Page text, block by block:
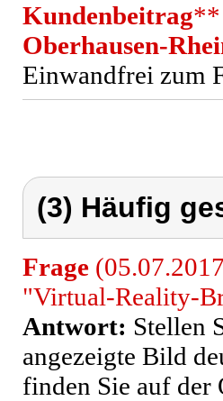
Kundenbeitrag**
Oberhausen-
Einwandfrei zum
(3) Häufig
Frage
"Virtual-Reality-
Antwort: Stellen
angezeigte Bild
finden Sie auf der